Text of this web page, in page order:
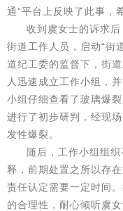
通”平台上反映了此事，
收到虞女士的诉求
街道工作人员，启动“街
道纪工委的监督下，街
人迅速成立工作小组，
小组仔细查看了玻璃爆
进行了初步研判，经现
发性爆裂。
随后，工作小组组
释，前期处置之所以存
责任认定需要一定时间
的合理性，耐心倾听虞